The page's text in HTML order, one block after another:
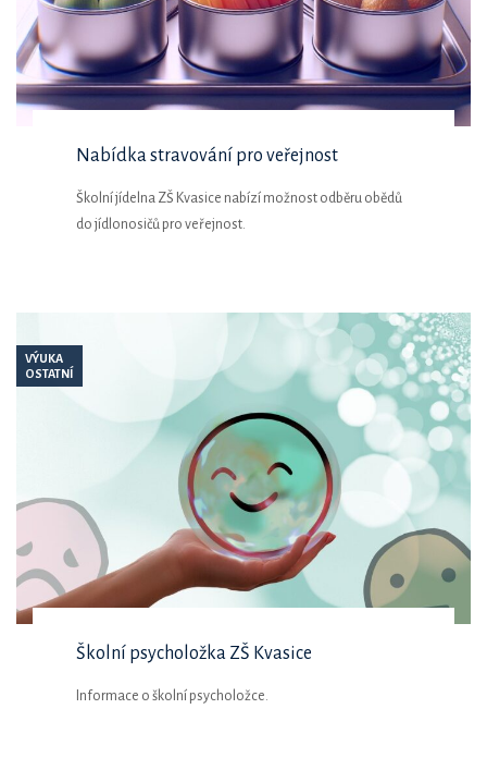
Nabídka stravování pro veřejnost
Školní jídelna ZŠ Kvasice nabízí možnost odběru obědů
do jídlonosičů pro veřejnost.
VÝUKA
OSTATNÍ
Školní psycholožka ZŠ Kvasice
Informace o školní psycholožce.